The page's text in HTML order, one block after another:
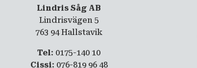
Lindris Såg AB
Lindrisvägen 5
763 94 Hallstavik
Tel: 0175-140 10
Cissi: 076-819 96 48